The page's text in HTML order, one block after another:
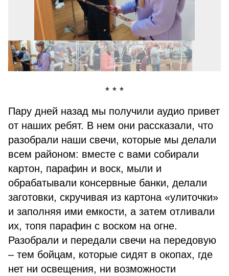
* * *
Пару дней назад мы получили аудио привет
от наших ребят. В нем они рассказали, что
разобрали наши свечи, которые мы делали
всем районом: вместе с вами собирали
картон, парафин и воск, мыли и
обрабатывали консервные банки, делали
заготовки, скручивая из картона «улиточки»
и заполняя ими емкости, а затем отливали
их, топя парафин с воском на огне.
Разобрали и передали свечи на передовую
– тем бойцам, которые сидят в окопах, где
нет ни освещения, ни возможности